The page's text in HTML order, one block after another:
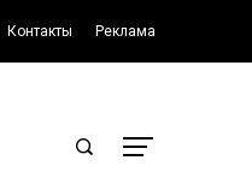
Контакты Реклама